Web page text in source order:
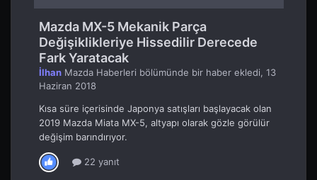
Mazda MX-5 Mekanik Parça
Değişiklikleriye Hissedilir Derecede
Fark Yaratacak
İlhan Mazda Haberleri bölümünde bir haber ekledi, 13
Haziran 2018
Kısa süre içerisinde Japonya satışları başlayacak olan
2019 Mazda Miata MX-5, altyapı olarak gözle görülür
değişim barındırıyor.
22 yanıt